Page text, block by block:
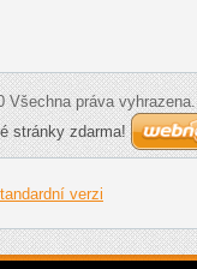
Všechna práva vyhrazena.
stránky zdarma!
verzi